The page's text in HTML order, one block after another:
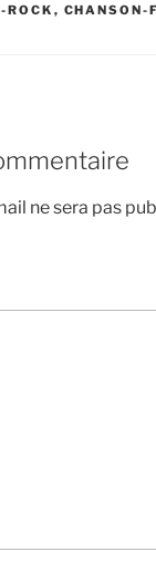
ROCK , CHANSON-
ne sera pas